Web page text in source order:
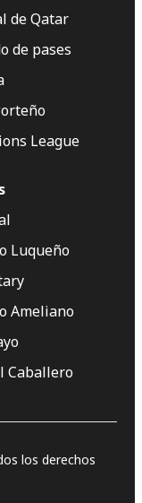
de Qatar
de pases
League
Luqueño
Ameliano
Caballero
los derechos